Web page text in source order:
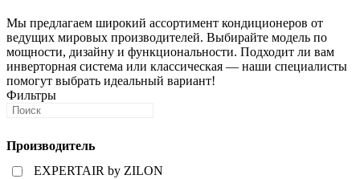
Мы предлагаем широкий ассортимент кондиционеров от
ведущих мировых производителей. Выбирайте модель по
мощности, дизайну и функциональности. Подходит ли вам
инверторная система или классическая — наши специалисты
помогут выбрать идеальный вариант!
Фильтры
Производитель
EXPERTAIR by ZILON